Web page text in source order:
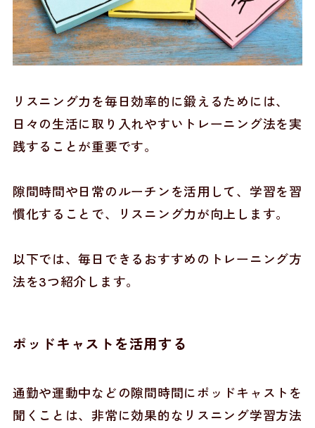
リスニング力を毎日効率的に鍛えるためには、
日々の生活に取り入れやすいトレーニング法を実
践することが重要です。
隙間時間や日常のルーチンを活用して、学習を習
慣化することで、リスニング力が向上します。
以下では、毎日できるおすすめのトレーニング方
法を3つ紹介します。
ポッドキャストを活用する
通勤や運動中などの隙間時間にポッドキャストを
聞くことは、非常に効果的なリスニング学習方法